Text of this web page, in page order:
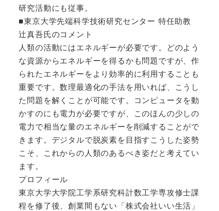
研究活動にも従事。
■東京大学先端科学技術研究センター 特任助教
辻真吾氏のコメント
人類の活動にはエネルギーが必要です。どのよう
な資源からエネルギーを得るかも問題ですが、作
られたエネルギーをより効率的に利用することも
重要です。数理最適化の手法を用いれば、こうし
た問題を解くことが可能です。コンピュータを動
かすのにも電力が必要ですが、このほんの少しの
電力で相当な量のエネルギーを削減することがで
きます。デジタルで脱炭素を目指すこうした姿勢
こそ、これからの人類のあるべき姿だと考えてい
ます。
プロフィール
東京大学大学院工学系研究科計数工学専攻修士課
程を修了後、創業間もない「株式会社いい生活」